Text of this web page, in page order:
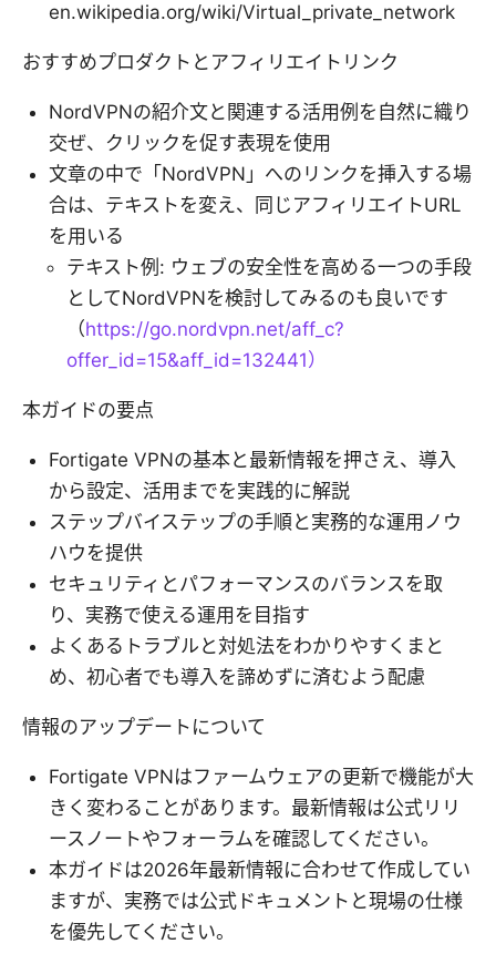
en.wikipedia.org/wiki/Virtual_private_network
おすすめプロダクトとアフィリエイトリンク
NordVPNの紹介文と関連する活用例を自然に織り
交ぜ、クリックを促す表現を使用
文章の中で「NordVPN」へのリンクを挿入する場
合は、テキストを変え、同じアフィリエイトURL
を用いる
テキスト例: ウェブの安全性を高める一つの手段
としてNordVPNを検討してみるのも良いです
（https://go.nordvpn.net/aff_c?
offer_id=15&aff_id=132441）
本ガイドの要点
Fortigate VPNの基本と最新情報を押さえ、導入
から設定、活用までを実践的に解説
ステップバイステップの手順と実務的な運用ノウ
ハウを提供
セキュリティとパフォーマンスのバランスを取
り、実務で使える運用を目指す
よくあるトラブルと対処法をわかりやすくまと
め、初心者でも導入を諦めずに済むよう配慮
情報のアップデートについて
Fortigate VPNはファームウェアの更新で機能が大
きく変わることがあります。最新情報は公式リリ
ースノートやフォーラムを確認してください。
本ガイドは2026年最新情報に合わせて作成してい
ますが、実務では公式ドキュメントと現場の仕様
を優先してください。